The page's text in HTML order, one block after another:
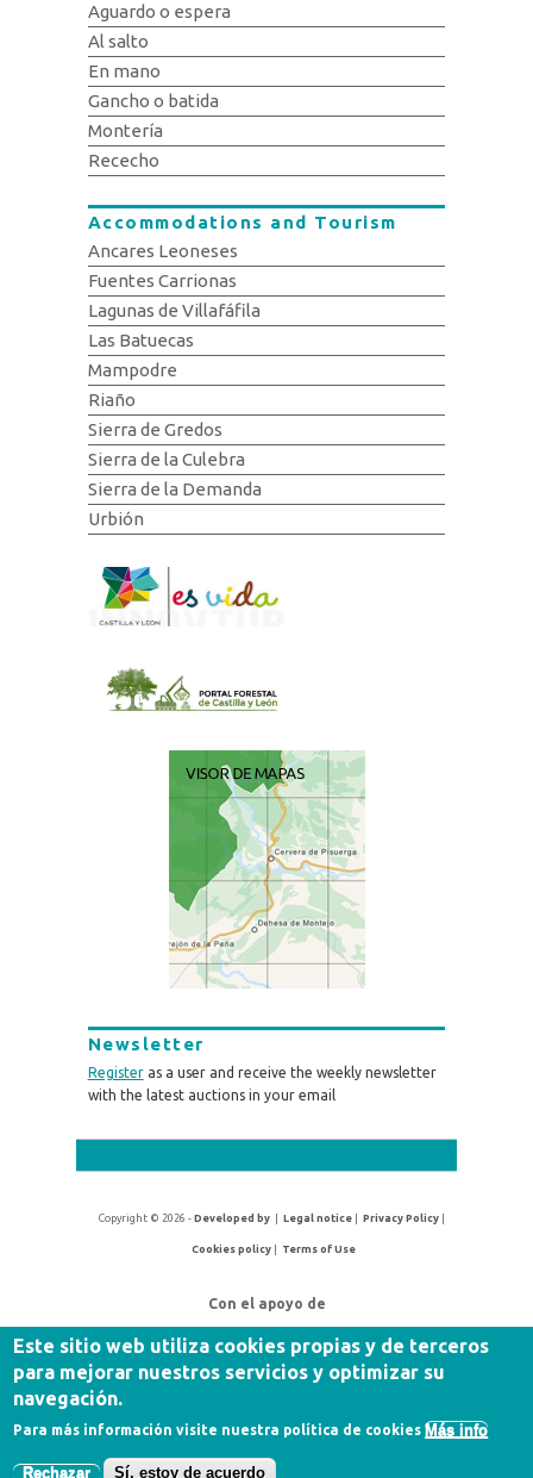
Aguardo o espera
Al salto
En mano
Gancho o batida
Montería
Rececho
Accommodations and Tourism
Ancares Leoneses
Fuentes Carrionas
Lagunas de Villafáfila
Las Batuecas
Mampodre
Riaño
Sierra de Gredos
Sierra de la Culebra
Sierra de la Demanda
Urbión
Newsletter
Registeras a user and receive the weekly newsletter
with the latest auctions in your email
Copyright © 2026 -Developed by |Legal notice |Privacy Policy
Cookies policy| Terms of Use
Con el apoyo de
Este sitio web utiliza cookies propias y de terceros
para mejorar nuestros servicios y optimizar su
navegación.
Para más información visite nuestra política de cookies Más info
Rechazar Sí, estoy de acuerdo